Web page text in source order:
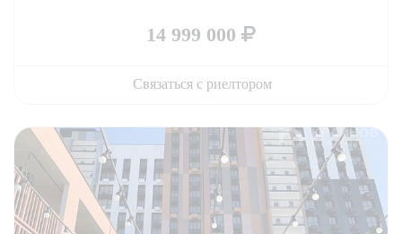
14 999 000
Связаться с риелтором